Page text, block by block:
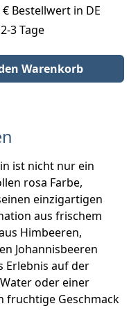
Bestellwert in DE
3 Tage
Wert ein oder benutze
Warenkorb
ist nicht nur ein
rosa Farbe,
einzigartigen
aus frischem
Himbeeren,
Johannisbeeren
Erlebnis auf der
oder einer
fruchtige Geschmack